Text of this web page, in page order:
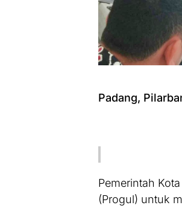
Padang,
Pemerintah
(Progul) untuk